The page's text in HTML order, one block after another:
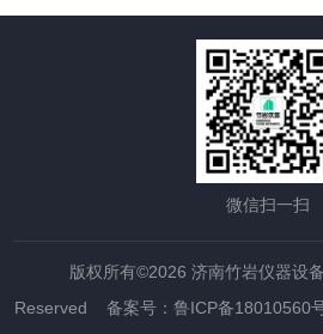
微信扫一扫
版权所有©2026 济南竹岩仪器设
Reserved 备案号：鲁ICP备18010560